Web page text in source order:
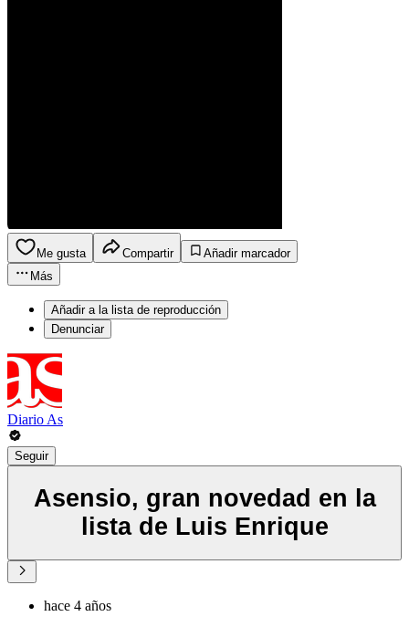
Me gusta Compartir
Añadir marcador
Más
Añadir a la lista de reproducción
Denunciar
Diario As
Seguir
Asensio, gran novedad en la
lista de Luis Enrique
hace 4 años